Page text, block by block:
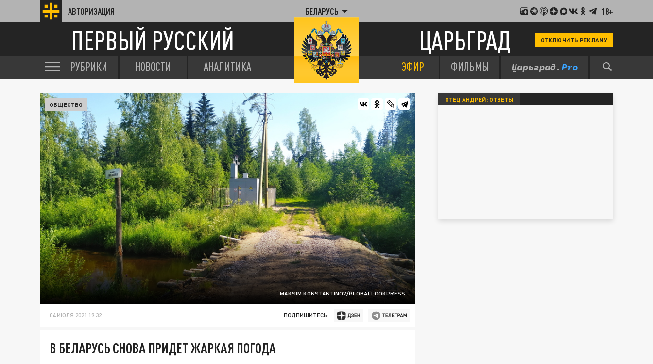
АВТОРИЗАЦИЯ БЕЛАРУСЬ 18+
ПЕРВЫЙ РУССКИЙ ЦАРЬГРАД ОТКЛЮЧИТЬ РЕКЛАМУ
РУБРИКИ НОВОСТИ АНАЛИТИКА ЭФИР ФИЛЬМЫ
MAKSIM KONSTANTINOV/GLOBALLOOKPRESS
ОБЩЕСТВО
04 ИЮЛЯ 2021 19:32 ПОДПИШИТЕСЬ:
В БЕЛАРУСЬ СНОВА ПРИДЕТ ЖАРКАЯ ПОГОДА
ОТЕЦ АНДРЕЙ: ОТВЕТЫ